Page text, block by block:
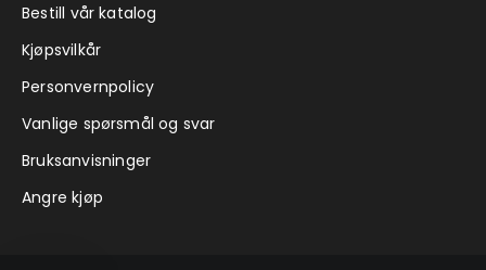
Bestill vår katalog
Kjøpsvilkår
Personvernpolicy
Vanlige spørsmål og svar
Bruksanvisninger
Angre kjøp